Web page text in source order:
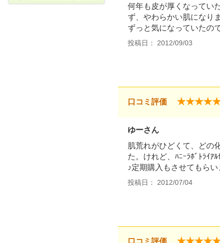
何年も皮が厚くなってい
ず、やわらかい肌になり
ずっと気になっていたの
投稿日： 2012/09/03
口コミ評価
ゆーさん
肌荒れがひどくて、どの
た。けれど、ﾊﾆｰﾗﾎﾞﾄﾗｲｱ
♪定期購入もさせてもら
投稿日： 2012/07/04
口コミ評価